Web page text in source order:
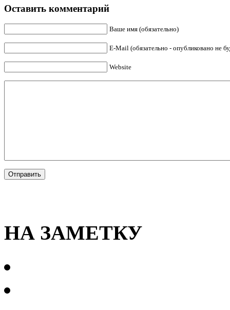
Оставить комментарий
Ваше имя (обязательно)
E-Mail (обязательно - опубликовано не
Website
НА ЗАМЕТКУ